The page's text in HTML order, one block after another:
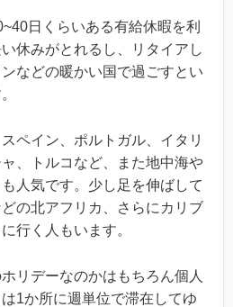
日くらいある有給休暇を利
休みがとれるし、リタイアし
などの暖かい国で過ごすとい
ペイン、ポルトガル、イタリ
、トルコなど、また地中海や
人気です。少し足を伸ばして
の北アフリカ、さらにカリブ
行く人もいます。
リデーなのかはもちろん個人
1か所に週単位で滞在してゆ